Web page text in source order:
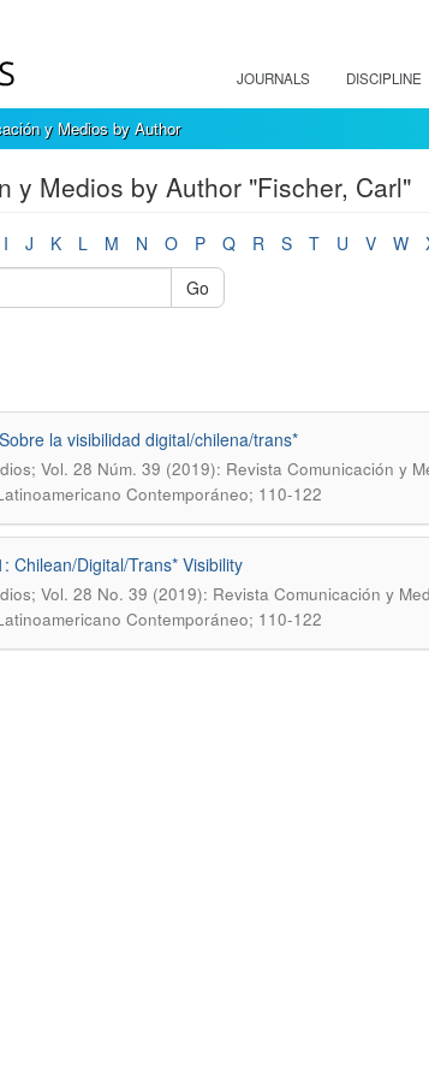
JOURNALS DISCIPLINE
y Medios by Author
y Medios by Author "Fischer, Carl"
I J K L M N O P Q R S T U V W
Go
la visibilidad digital/chilena/trans*
Vol. 28 Núm. 39 (2019): Revista Comunicación y
Contemporáneo; 110-122
Chilean/Digital/Trans* Visibility
Vol. 28 No. 39 (2019): Revista Comunicación y
Contemporáneo; 110-122